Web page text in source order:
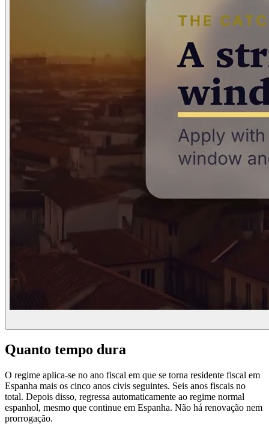
Quanto tempo dura
O regime aplica-se no ano fiscal em que se torna residente fiscal em
Espanha mais os cinco anos civis seguintes. Seis anos fiscais no
total. Depois disso, regressa automaticamente ao regime normal
espanhol, mesmo que continue em Espanha. Não há renovação nem
prorrogação.